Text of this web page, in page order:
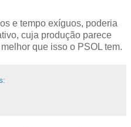
e tempo exíguos, poderia
cuja produção parece
que isso o PSOL tem.